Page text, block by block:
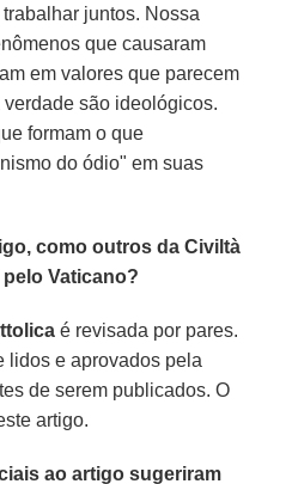
juntos. Nossa
que causaram
em valores que parecem
são ideológicos.
formam o que
do ódio" em suas
como outros da Civiltà
Vaticano?
é revisada por pares.
lidos e aprovados pela
de serem publicados. O
artigo.
ao artigo sugeriram